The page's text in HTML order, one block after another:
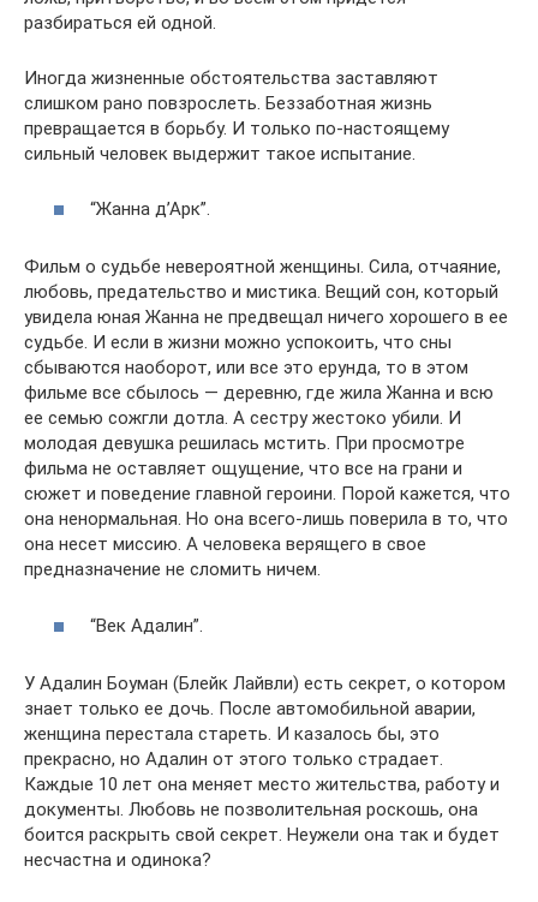
разбираться ей одной.
Иногда жизненные обстоятельства заставляют
слишком рано повзрослеть. Беззаботная жизнь
превращается в борьбу. И только по-настоящему
сильный человек выдержит такое испытание.
“Жанна д’Арк”.
Фильм о судьбе невероятной женщины. Сила, отчаяние,
любовь, предательство и мистика. Вещий сон, который
увидела юная Жанна не предвещал ничего хорошего в ее
судьбе. И если в жизни можно успокоить, что сны
сбываются наоборот, или все это ерунда, то в этом
фильме все сбылось — деревню, где жила Жанна и всю
ее семью сожгли дотла. А сестру жестоко убили. И
молодая девушка решилась мстить. При просмотре
фильма не оставляет ощущение, что все на грани и
сюжет и поведение главной героини. Порой кажется, что
она ненормальная. Но она всего-лишь поверила в то, что
она несет миссию. А человека верящего в свое
предназначение не сломить ничем.
“Век Адалин”.
У Адалин Боуман (Блейк Лайвли) есть секрет, о котором
знает только ее дочь. После автомобильной аварии,
женщина перестала стареть. И казалось бы, это
прекрасно, но Адалин от этого только страдает.
Каждые 10 лет она меняет место жительства, работу и
документы. Любовь не позволительная роскошь, она
боится раскрыть свой секрет. Неужели она так и будет
несчастна и одинока?